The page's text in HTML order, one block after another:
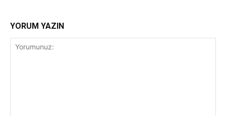
YORUM YAZIN